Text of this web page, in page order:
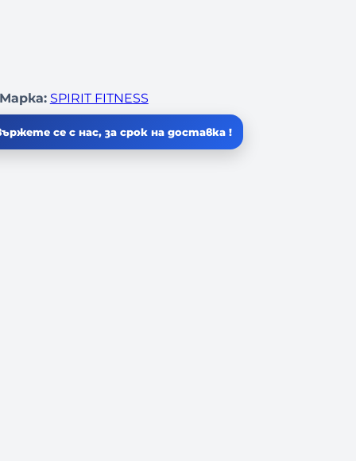
SPIRIT FITNESS
се с нас, за срок на доставка !